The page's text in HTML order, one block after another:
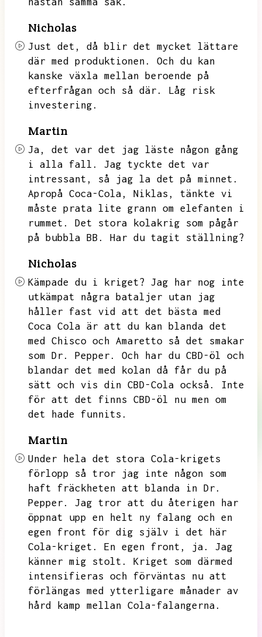
Nicholas
Just det,
då blir det mycket lättare
där med produktionen.
Och du kan
kanske växla mellan beroende på
efterfrågan och så där.
Låg risk
investering.
Martin
Ja,
det var det jag läste någon gång
i alla fall.
Jag tyckte det var
intressant,
så jag la det på minnet.
Apropå Coca-Cola,
Niklas,
tänkte vi
måste prata lite grann om elefanten i
rummet.
Det stora kolakrig som pågår
på bubbla BB.
Har du tagit ställning?
Nicholas
Kämpade du i kriget? Jag har nog inte
utkämpat några bataljer utan jag
håller fast vid att det bästa med
Coca Cola är att du kan blanda det
med Chisco och Amaretto så det smakar
som Dr.
Pepper.
Och har du CBD-öl och
blandar det med kolan då får du på
sätt och vis din CBD-Cola också.
Inte
för att det finns CBD-öl nu men om
det hade funnits.
Martin
Under hela det stora Cola-krigets
förlopp så tror jag inte någon som
haft fräckheten att blanda in Dr.
Pepper.
Jag tror att du återigen har
öppnat upp en helt ny falang och en
egen front för dig själv i det här
Cola-kriget.
En egen front, ja.
Jag
känner mig stolt.
Kriget som därmed
intensifieras och förväntas nu att
förlängas med ytterligare månader av
hård kamp mellan Cola-falangerna.